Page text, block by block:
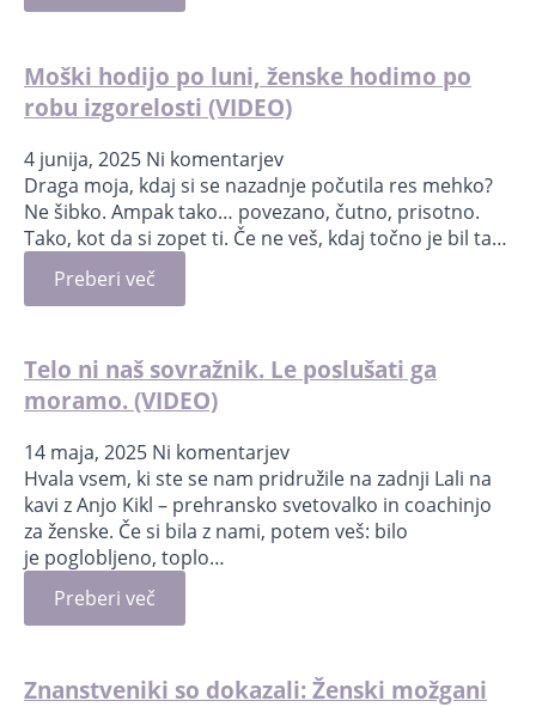
Moški hodijo po luni, ženske hodimo po
robu izgorelosti (VIDEO)
4 junija, 2025 Ni komentarjev
Draga moja, kdaj si se nazadnje počutila res mehko?
Ne šibko. Ampak tako… povezano, čutno, prisotno.
Tako, kot da si zopet ti. Če ne veš, kdaj točno je bil ta…
Preberi več
Telo ni naš sovražnik. Le poslušati ga
moramo. (VIDEO)
14 maja, 2025 Ni komentarjev
Hvala vsem, ki ste se nam pridružile na zadnji Lali na
kavi z Anjo Kikl – prehransko svetovalko in coachinjo
za ženske. Če si bila z nami, potem veš: bilo
je poglobljeno, toplo…
Preberi več
Znanstveniki so dokazali: Ženski možgani